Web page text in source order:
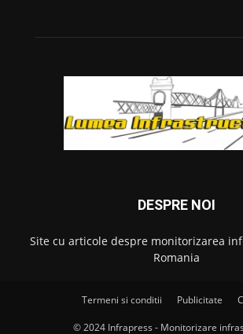
DESPRE NOI
Site cu articole despre monitorizarea
Romania
Termeni si conditii Publicitate
© 2024 Infrapress - Monitorizare